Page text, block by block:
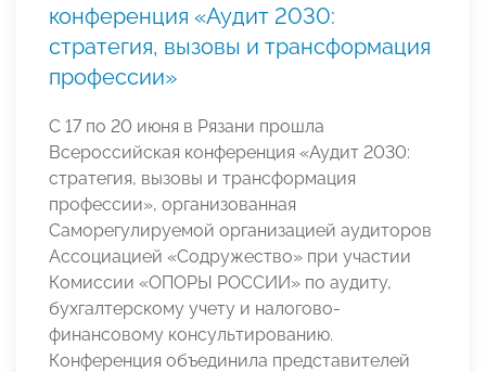
конференция «Аудит 2030:
стратегия, вызовы и трансформация
профессии»
С 17 по 20 июня в Рязани прошла
Всероссийская конференция «Аудит 2030:
стратегия, вызовы и трансформация
профессии», организованная
Саморегулируемой организацией аудиторов
Ассоциацией «Содружество» при участии
Комиссии «ОПОРЫ РОССИИ» по аудиту,
бухгалтерскому учету и налогово-
финансовому консультированию.
Конференция объединила представителей